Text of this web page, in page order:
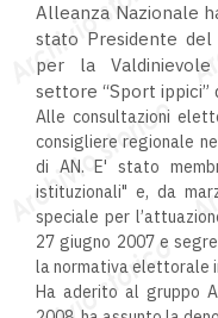
Alleanza Nazionale
stato Presidente del
per la
settore “Sport
Alle consultazioni
consigliere regionale
di AN. E' stato
istituzionali" e, da
speciale per
27 giugno 2007 e
la normativa elettorale
Ha aderito al gruppo